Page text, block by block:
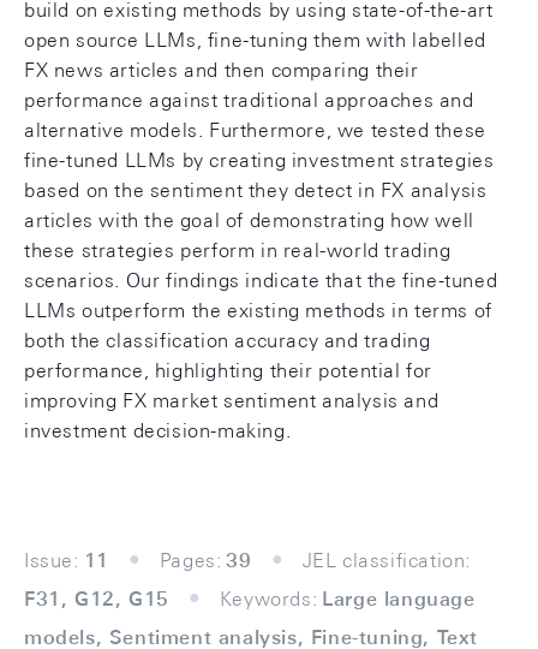
build on existing methods by using state-of-the-art
open source LLMs, fine-tuning them with labelled
FX news articles and then comparing their
performance against traditional approaches and
alternative models. Furthermore, we tested these
fine-tuned LLMs by creating investment strategies
based on the sentiment they detect in FX analysis
articles with the goal of demonstrating how well
these strategies perform in real-world trading
scenarios. Our findings indicate that the fine-tuned
LLMs outperform the existing methods in terms of
both the classification accuracy and trading
performance, highlighting their potential for
improving FX market sentiment analysis and
investment decision-making.
Issue: 11 Pages: 39
JEL classification:
F31, G12, G15
Keywords: Large language
models, Sentiment analysis, Fine-tuning, Text